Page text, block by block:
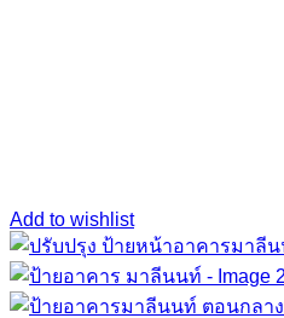
Add to wishlist